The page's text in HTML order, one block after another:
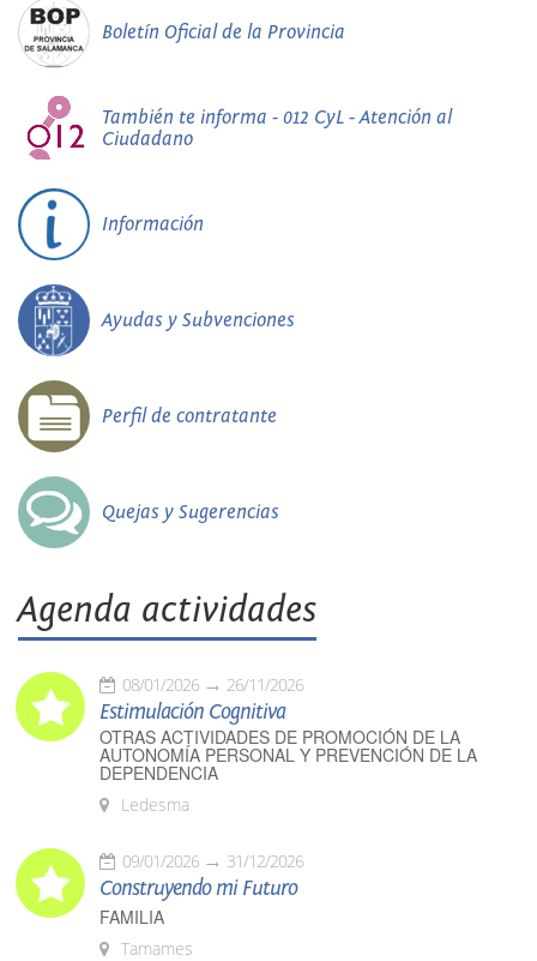
Boletín Oficial de la Provincia
También te informa - 012 CyL - Atención al
Ciudadano
Información
Ayudas y Subvenciones
Perfil de contratante
Quejas y Sugerencias
Agenda actividades
08/01/2026 26/11/2026
Estimulación Cognitiva
OTRAS ACTIVIDADES DE PROMOCIÓN DE LA
AUTONOMÍA PERSONAL Y PREVENCIÓN DE LA
DEPENDENCIA
Ledesma
09/01/2026 31/12/2026
Construyendo mi Futuro
FAMILIA
Tamames